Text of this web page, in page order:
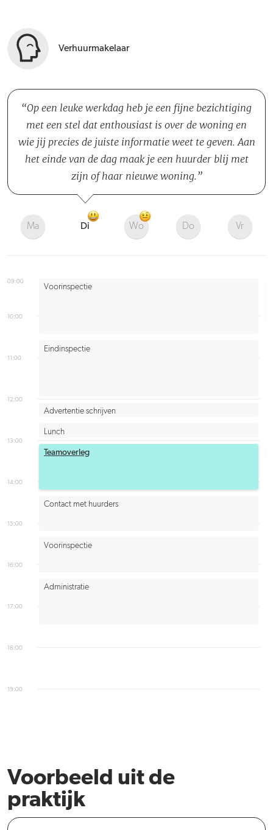
Verhuurmakelaar
Op een leuke werkdag heb je een fijne bezichtiging
met een stel dat enthousiast is over de woning en
wie jij precies de juiste informatie weet te geven. Aan
het einde van de dag maak je een huurder blij met
zijn of haar nieuwe woning.
Ma Di Wo Do Vr
09:00
10:00
11:00
12:00
13:00
14:00
15:00
16:00
17:00
18:00
19:00
Lunch
Teamoverleg
Voorinspectie
Contact met huurders
Advertentie schrijven
Administratie
Eindinspectie
Voorinspectie
Voorbeeld uit de
praktijk